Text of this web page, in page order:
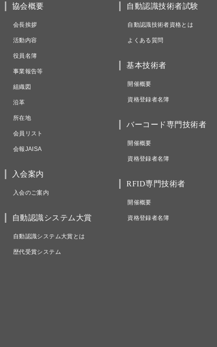
協会概要
会長挨拶
活動内容
役員名簿
事業報告等
組織図
沿革
所在地
会員リスト
会報JAISA
入会案内
入会のご案内
自動認識システム大賞
自動認識システム大賞とは
歴代受賞システム
自動認識技術者試験
自動認識技術者資格とは
よくある質問
基本技術者
開催概要
資格登録者名簿
バーコード専門技術者
開催概要
資格登録者名簿
RFID専門技術者
開催概要
資格登録者名簿